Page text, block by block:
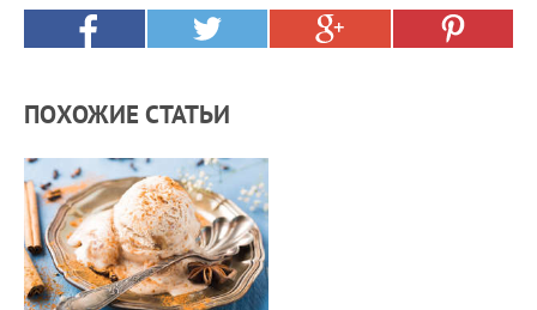
ПОХОЖИЕ СТАТЬИ